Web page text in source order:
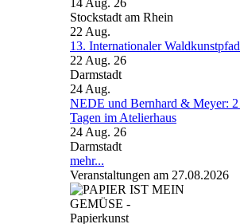
Stockstadt am Rhein
22 Aug.
13. Internationaler Waldkunstpfad
22 Aug. 26
Darmstadt
24 Aug.
NEDE und Bernhard & Meyer: 2
Tagen im Atelierhaus
24 Aug. 26
Darmstadt
mehr...
Veranstaltungen am 27.08.2026